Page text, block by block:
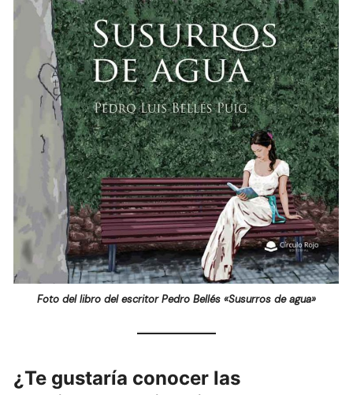
Foto del libro del escritor Pedro Bellés «Susurros de agua»
¿Te gustaría conocer las